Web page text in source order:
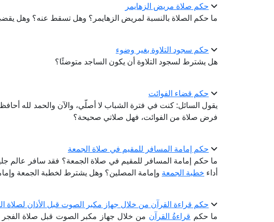
حكم صلاة مريض الزهايمر
ما حكم الصلاة بالنسبة لمريض الزهايمر؟ وهل تسقط عنه؟ وهل
حكم سجود التلاوة بغير وضوء
هل يشترط لسجود التلاوة أن يكون الساجد متوضئًا؟
حكم قضاء الفوائت
يقول السائل: كنت في فترة الشباب لا أصلّي، والآن والحمد لله
فرض صلاة من الفوائت، فهل صلاتي صحيحة؟
حكم إمامة المسافر للمقيم في صلاة الجمعة
ما حكم إمامة المسافر للمقيم في صلاة الجمعة؟ فقد سافر عالم
أداء خطبة الجمعة وإمامة المصلين؟ وهل يشترط لخطبة الجمعة
حكم قراءة القرآن من خلال جهاز مكبر الصوت قبل الأذان لصلاة
ما حكم قراءةُ القرآن من خلال جهاز مكبر الصوت قبل صلاة الفجر